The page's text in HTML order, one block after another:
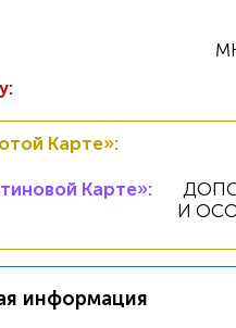
Карте»:
Карте»:
И
информация